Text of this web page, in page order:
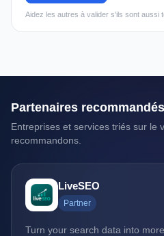
Aidez les autres à valider s'ils sont aussi
Partenaires recommandés
Entreprises et services triés sur le
recommandons.
LiveSEO
Partner
Turn your search data into